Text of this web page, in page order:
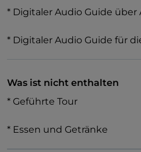
* Digitaler Audio Guide über
* Digitaler Audio Guide für
Was ist nicht enthalten
* Geführte Tour
* Essen und Getränke